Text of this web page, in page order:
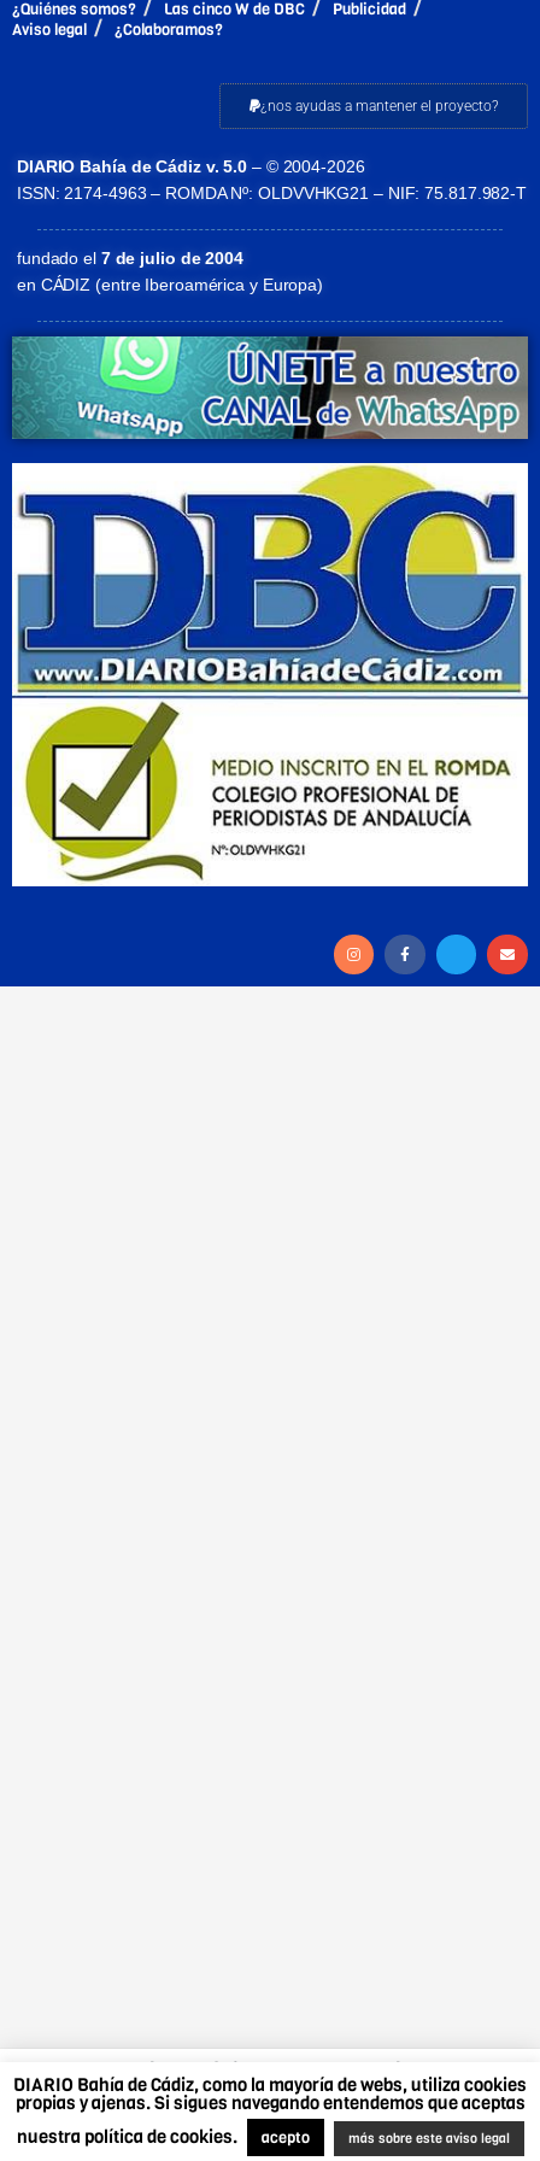
¿Quiénes somos? Las cinco W de DBC
Publicidad
Aviso legal
¿Colaboramos?
¿nos ayudas a mantener el proyecto?
DIARIO Bahía de Cádiz v. 5.0 – © 2004-2026
ISSN: 2174-4963 – ROMDA Nº: OLDVVHKG21 – NIF: 75.817.982-T
fundado el7 de julio de 2004
en CÁDIZ (entre Iberoamérica y Europa)
DIARIO Bahía de Cádiz, como la mayoría de webs, utiliza cookies
propias y ajenas. Si sigues navegando entendemos que aceptas
nuestra política de cookies.
acepto más sobre este aviso legal
DIARIO Bahía de Cádiz, como la mayoría de webs,
utiliza cookies propias y ajenas. Si sigues navegando
entendemos que aceptas nuestra política de cookies.
Más sobre este aviso legal
Acepto